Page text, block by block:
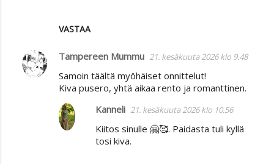
VASTAA
Tampereen Mummu 21. kesäkuuta 2026 klo 9.48
Samoin täältä myöhäiset onnittelut!
Kiva pusero, yhtä aikaa rento ja romanttinen.
Kanneli 21. kesäkuuta 2026 klo 10.56
Kiitos sinulle 🤗🥰. Paidasta tuli kyllä
tosi kiva.